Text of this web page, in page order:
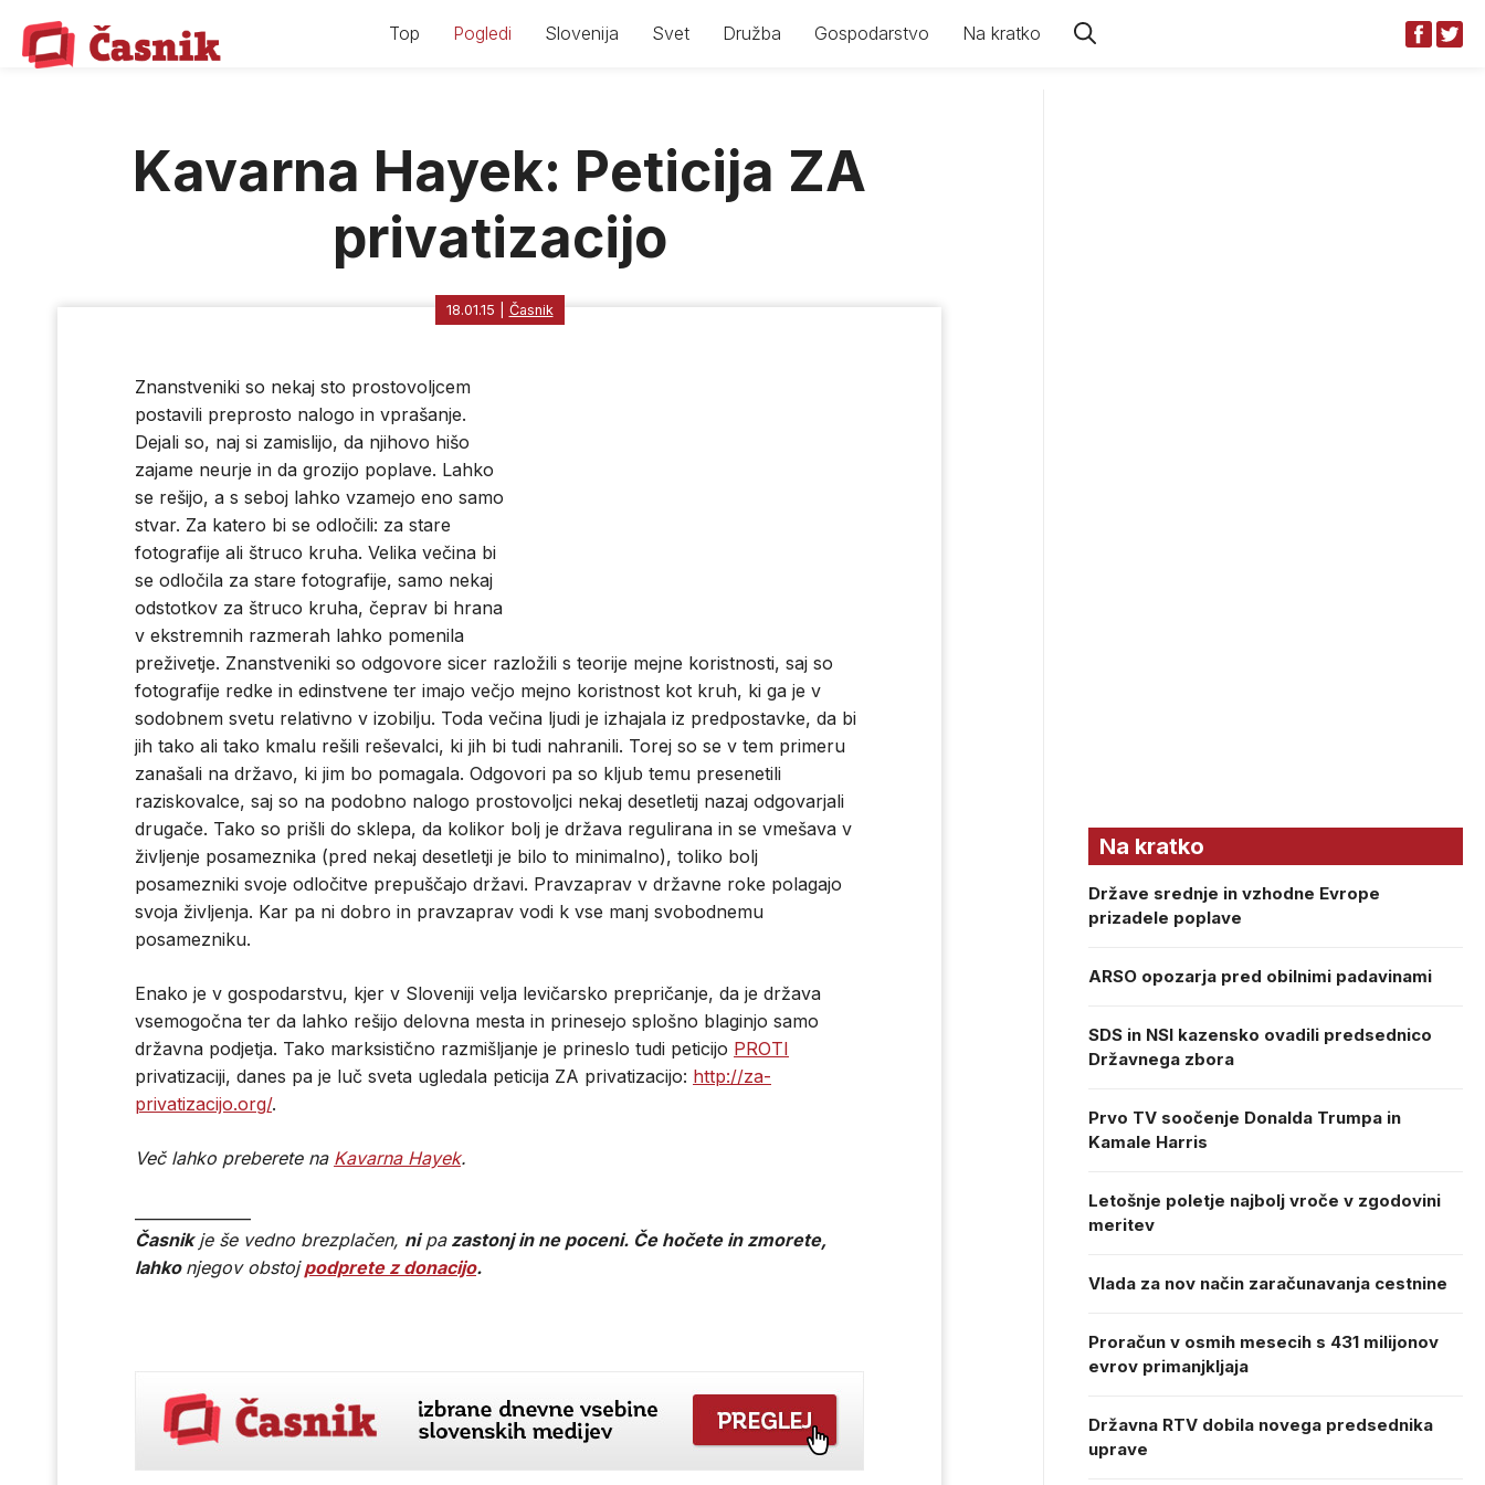
content
Top Pogledi Slovenija Svet Družba Gospodarstvo Na kratko
Kavarna Hayek: Peticija ZA
privatizacijo
18.01.15 Časnik
Znanstveniki so nekaj sto prostovoljcem
postavili preprosto nalogo in vprašanje.
Dejali so, naj si zamislijo, da njihovo hišo
zajame neurje in da grozijo poplave. Lahko
se rešijo, a s seboj lahko vzamejo eno samo
stvar. Za katero bi se odločili: za stare
fotografije ali štruco kruha. Velika večina bi
se odločila za stare fotografije, samo nekaj
odstotkov za štruco kruha, čeprav bi hrana
v ekstremnih razmerah lahko pomenila
preživetje. Znanstveniki so odgovore sicer razložili s teorije mejne koristnosti, saj so
fotografije redke in edinstvene ter imajo večjo mejno koristnost kot kruh, ki ga je v
sodobnem svetu relativno v izobilju. Toda večina ljudi je izhajala iz predpostavke, da bi
jih tako ali tako kmalu rešili reševalci, ki jih bi tudi nahranili. Torej so se v tem primeru
zanašali na državo, ki jim bo pomagala. Odgovori pa so kljub temu presenetili
raziskovalce, saj so na podobno nalogo prostovoljci nekaj desetletij nazaj odgovarjali
drugače. Tako so prišli do sklepa, da kolikor bolj je država regulirana in se vmešava v
življenje posameznika (pred nekaj desetletji je bilo to minimalno), toliko bolj
posamezniki svoje odločitve prepuščajo državi. Pravzaprav v državne roke polagajo
svoja življenja. Kar pa ni dobro in pravzaprav vodi k vse manj svobodnemu
posamezniku.
Enako je v gospodarstvu, kjer v Sloveniji velja levičarsko prepričanje, da je država
vsemogočna ter da lahko rešijo delovna mesta in prinesejo splošno blaginjo samo
državna podjetja. Tako marksistično razmišljanje je prineslo tudi peticijo PROTI
privatizaciji, danes pa je luč sveta ugledala peticija ZA privatizacijo: http://za-
privatizacijo.org/.
Več lahko preberete na Kavarna Hayek.
Časnikje še vedno brezplačen, nipazastonj in ne poceni. Če hočete in zmorete,
lahko njegov obstoj podprete z donacijo.
Na kratko
Države srednje in vzhodne Evrope
prizadele poplave
ARSO opozarja pred obilnimi padavinami
SDS in NSI kazensko ovadili predsednico
Državnega zbora
Prvo TV soočenje Donalda Trumpa in
Kamale Harris
Letošnje poletje najbolj vroče v zgodovini
meritev
Vlada za nov način zaračunavanja cestnine
Proračun v osmih mesecih s 431 milijonov
evrov primanjkljaja
Državna RTV dobila novega predsednika
uprave